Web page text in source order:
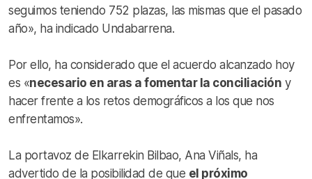
seguimos teniendo 752 plazas, las mismas que el pasado
año», ha indicado Undabarrena.
Por ello, ha considerado que el acuerdo alcanzado hoy
es «necesario en aras a fomentar la conciliación y
hacer frente a los retos demográficos a los que nos
enfrentamos».
La portavoz de Elkarrekin Bilbao, Ana Viñals, ha
advertido de la posibilidad de que el próximo